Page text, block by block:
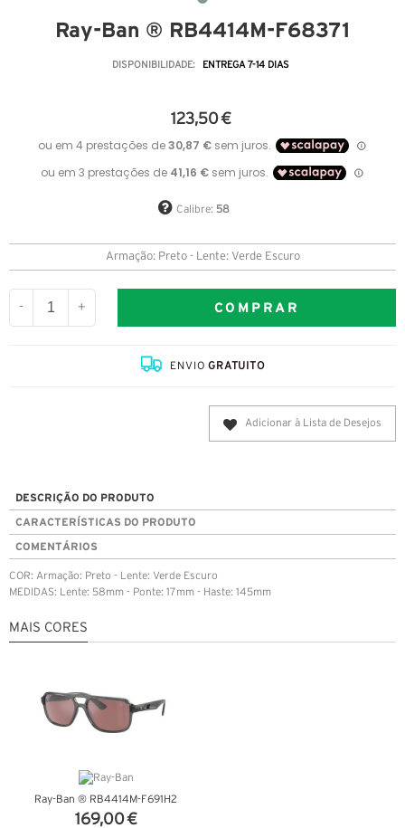
Ray-Ban ® RB4414M-F68371
DISPONIBILIDADE: ENTREGA 7-14 DIAS
123,50 €
Calibre: 58
Armação: Preto - Lente: Verde Escuro
- + COMPRAR
ENVIOGRATUITO
Adicionar à Lista de Desejos
DESCRIÇÃO DO PRODUTO
CARACTERÍSTICAS DO PRODUTO
COMENTÁRIOS
COR: Armação: Preto - Lente: Verde Escuro
MEDIDAS: Lente: 58mm - Ponte: 17mm - Haste: 145mm
MAIS CORES
Ray-Ban ® RB4414M-F691H2
169,00 €